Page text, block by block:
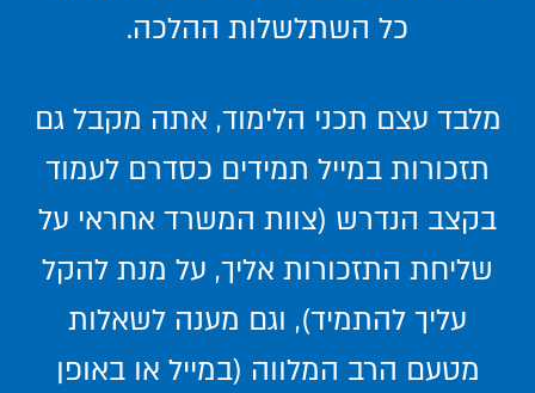
כל השתלשלות ההלכה.
מלבד עצם תכני הלימוד, אתה מקבל גם
תזכורות במייל תמידים כסדרם לעמוד
בקצב הנדרש (צוות המשרד אחראי על
שליחת התזכורות אליך, על מנת להקל
עליך להתמיד), וגם מענה לשאלות
מטעם הרב המלווה (במייל או באופן